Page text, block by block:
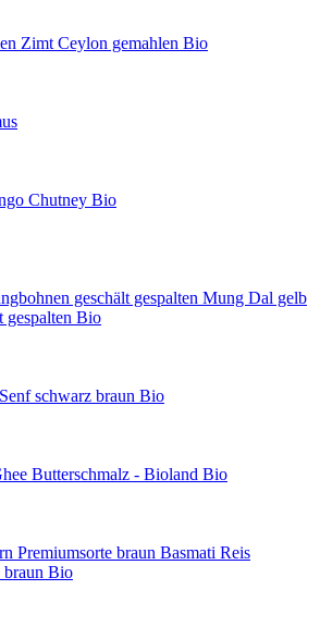
Zimt Ceylon gemahlen Bio
Chutney Bio
Mung Dal gelb
gespalten Bio
Senf schwarz braun Bio
Butterschmalz - Bioland Bio
Basmati Reis
Bio